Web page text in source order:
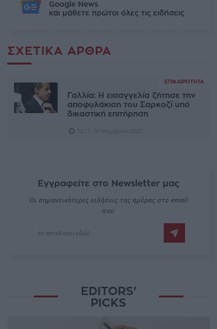
Google News
και μάθετε πρώτοι όλες τις ειδήσεις
ΣΧΕΤΙΚΆ ΆΡΘΡΑ
ΕΠΙΚΑΙΡΌΤΗΤΑ
Γαλλία: Η εισαγγελία ζήτησε την
αποφυλάκιση του Σαρκοζί υπό
δικαστική επιτήρηση
Εγγραφείτε στο Newsletter μας
Οι σημαντικότερες ειδήσεις της ημέρας στο email
σου
EDITORS'
PICKS